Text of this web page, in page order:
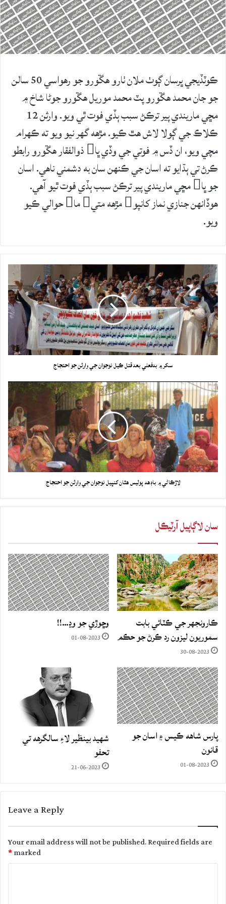
ڪوٽڏيجي ڀرسان ڳوٺ ملان ٺارو هڱورو جو رهواسي 50 سالن
جو جان محمد هڱورو پٽ محمد موريل هڱورو جوڻا شاخ ۾
مڇي ماريندي پير ترڪڻ سبب ٻڏي فوت ٿي ويو. وارثن 12
ڪلاڪ جي ڳولا لاش هٿ ڪيو. مڙهه گهر نيو ويو ته ڪهرام
مچي ويو، ان ڏس ۾ فوتي جي وڏي ڀا ذوالفقار هڱورو رابطو
ڪرڻ تي ٻڌايو ته اسان جي ڪنهن سان به دشمني ناهي. اسان
جو ڀا مڇي ماريندي پير ترڪڻ سبب ٻڏي فوت ٿيو آھي.
هوڏانهن جنازي نماز کانپو مڙهه متي ما حوالي ڪيو
ويو.
سکر ۾ بدفعلي بعد قتل ڪيل نوجوان جي وارثن جو احتجاج
لاڙڪاڻي ۾ باڊهه پوليس هٿان کنڀيل نوجوان جي وارثن جو احتجاج
سان لاڳاپيل آرٽيڪل
ڪارونجهر جي ڪٽائي بابت
سموريون ليزون رد ڪرڻ جو حڪم
30-08-2023
وڇوڙي جو وڍ…!!
01-08-2023
پارس شاهه ڪيس ۽ اسان جو
قانون
01-08-2023
شهيد بينظير لاءِ سالگرهه تي
تحفو
21-06-2023
Leave a Reply
Your email address will not be published.Required fields are
marked
*